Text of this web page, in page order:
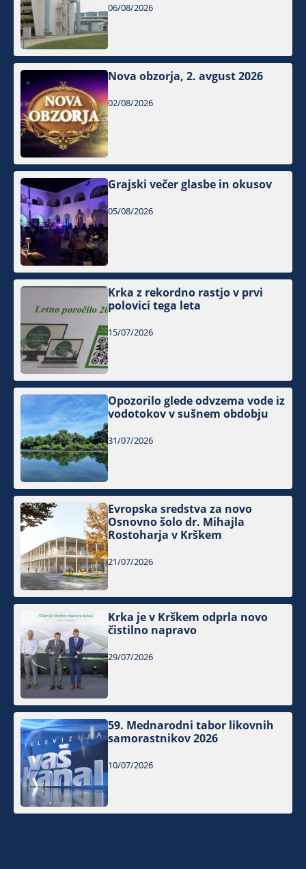
06/08/2026
Nova obzorja, 2. avgust 2026
02/08/2026
Grajski večer glasbe in okusov
05/08/2026
Krka z rekordno rastjo v prvi
polovici tega leta
15/07/2026
Opozorilo glede odvzema vode iz
vodotokov v sušnem obdobju
31/07/2026
Evropska sredstva za novo
Osnovno šolo dr. Mihajla
Rostoharja v Krškem
21/07/2026
Krka je v Krškem odprla novo
čistilno napravo
29/07/2026
59. Mednarodni tabor likovnih
samorastnikov 2026
10/07/2026